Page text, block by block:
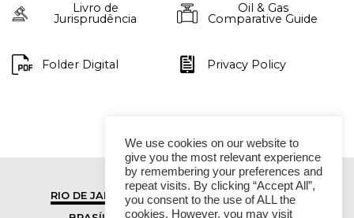
Livro de
Jurisprudência
Oil & Gas
Comparative Guide
Folder Digital Privacy Policy
RIO DE JANEIRO
SÃO PAULO
We use cookies on our website to
give you the most relevant experience
by remembering your preferences and
repeat visits. By clicking “Accept All”,
you consent to the use of ALL the
cookies. However, you may visit